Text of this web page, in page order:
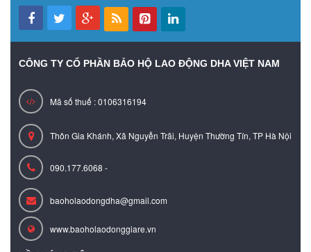
CÔNG TY CỔ PHẦN BẢO HỘ LAO ĐỘNG DHA VIỆT NAM
Mã số thuế : 0106316194
Thôn Gia Khánh, Xã Nguyễn Trãi, Huyện Thường Tín, TP Hà Nội
090.177.6068 -
baoholaodongdha@gmail.com
www.baoholaodonggiare.vn